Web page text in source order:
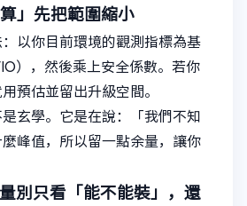
」先把範圍縮小
以你目前環境的觀測指標為基
），然後乘上安全係數。若你
預估並留出升級空間。
玄學。它是在說：「我們不知
峰值，所以留一點余量，讓你
別只看「能不能裝」，還